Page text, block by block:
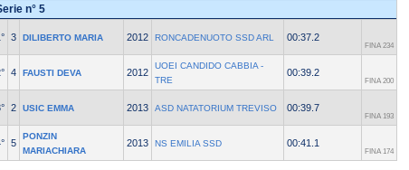
n° 5
3 DILIBERTO MARIA 2012 RONCADENUOTO SSD ARL 00:37.2
FINA 234
4 FAUSTI DEVA 2012
UOEI CANDIDO CABBIA -
TRE
00:39.2
FINA 200
2 USIC EMMA 2013 ASD NATATORIUM TREVISO 00:39.7
FINA 193
5
PONZIN
MARIACHIARA
2013 NS EMILIA SSD 00:41.1
FINA 174